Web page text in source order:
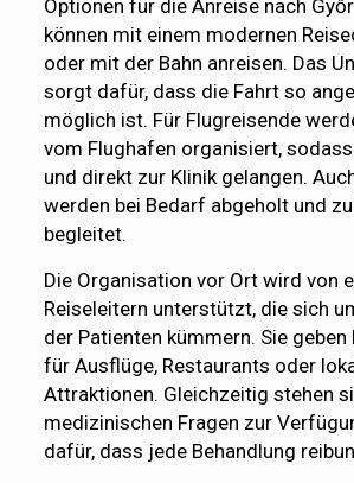
Optionen für die Anreise nach
können mit einem modernen
oder mit der Bahn anreisen. Das
sorgt dafür, dass die Fahrt so
möglich ist. Für Flugreisende
vom Flughafen organisiert,
und direkt zur Klinik gelangen.
werden bei Bedarf abgeholt und
begleitet.
Die Organisation vor Ort wird von
Reiseleitern unterstützt, die sich
der Patienten kümmern. Sie geben
für Ausflüge, Restaurants oder
Attraktionen. Gleichzeitig stehen
medizinischen Fragen zur
dafür, dass jede Behandlung